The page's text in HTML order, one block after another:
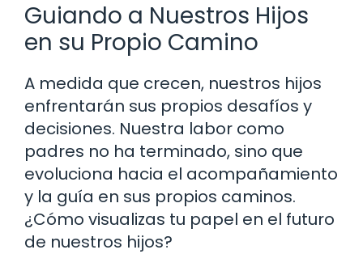
Guiando a Nuestros Hijos
en su Propio Camino
A medida que crecen, nuestros hijos
enfrentarán sus propios desafíos y
decisiones. Nuestra labor como
padres no ha terminado, sino que
evoluciona hacia el acompañamiento
y la guía en sus propios caminos.
¿Cómo visualizas tu papel en el futuro
de nuestros hijos?